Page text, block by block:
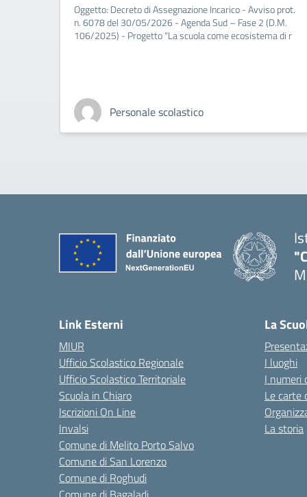
Oggetto: Decreto di Assegnazione Incarico - Avviso prot.
n. 6078 del 30/05/2026 - Agenda Sud – Fase 2 (D.M.
106/2025) - Progetto “La scuola come ecosistema di r
Personale scolastico
Link Esterni
MIUR
Ufficio Scolastico Regionale
Ufficio Scolastico Territoriale
Scuola in Chiaro
Iscrizioni On Line
Invalsi
Comune di Melito Porto Salvo
Comune di San Lorenzo
Comune di Roghudi
La
I luoghi
I numeri
Le carte
La storia